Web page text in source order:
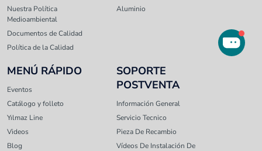
Nuestra Política
Medioambiental
Documentos de Calidad
Política de la Calidad
Aluminio
MENÚ RÁPIDO
Eventos
Catálogo y folleto
Yılmaz Line
Videos
Blog
SOPORTE
POSTVENTA
Información General
Servicio Tecnico
Pieza De Recambio
Vídeos De Instalación De